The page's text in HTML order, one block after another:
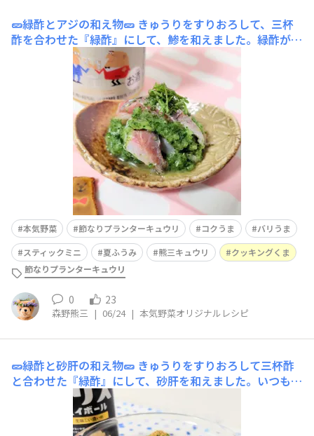
🥒緑酢とアジの和え物🥒 きゅうりをすりおろして、三杯
酢を合わせた『緑酢』にして、鯵を和えました。緑酢が鯵
によく絡んで、旨みと食感をより楽しめましたʕ⁠ ⁠ꈍ⁠ᴥ⁠ꈍ⁠ʔ♡
たくさん採れました。しばらく『緑酢』を楽しみたいで
す。☘️コメントは おやすみ中、そっと 見守ってね🍀
本気野菜 節なりプランターキュウリ コクうま
バリうま
スティックミニ
夏ふうみ 熊三キュウリ
クッキングくま
節なりプランターキュウリ
0 23
森野熊三 | 06/24 | 本気野菜オリジナルレシピ
🥒緑酢と砂肝の和え物🥒 きゅうりをすりおろして三杯酢
と合わせた『緑酢』にして、砂肝を和えました。いつもの
酢の物と食感が違ってこれもまた美味しいですʕ⁠ᵔ⁠ᴥ⁠ᵔ⁠ʔ♫し
ばらくは『緑酢』を楽しみたいと思います。たくさん採れ
ました。☘️コメントは おやすみ中、そっと 見守ってね🍀